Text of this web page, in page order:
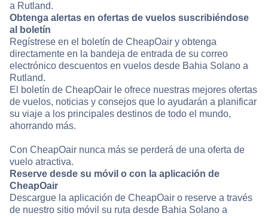
a Rutland.
Obtenga alertas en ofertas de vuelos suscribiéndose
al boletín
Regístrese en el boletín de CheapOair y obtenga
directamente en la bandeja de entrada de su correo
electrónico descuentos en vuelos desde Bahia Solano a
Rutland.
El boletín de CheapOair le ofrece nuestras mejores ofertas
de vuelos, noticias y consejos que lo ayudarán a planificar
su viaje a los principales destinos de todo el mundo,
ahorrando más.
Con CheapOair nunca más se perderá de una oferta de
vuelo atractiva.
Reserve desde su móvil o con la aplicación de
CheapOair
Descargue la aplicación de CheapOair o reserve a través
de nuestro sitio móvil su ruta desde Bahia Solano a